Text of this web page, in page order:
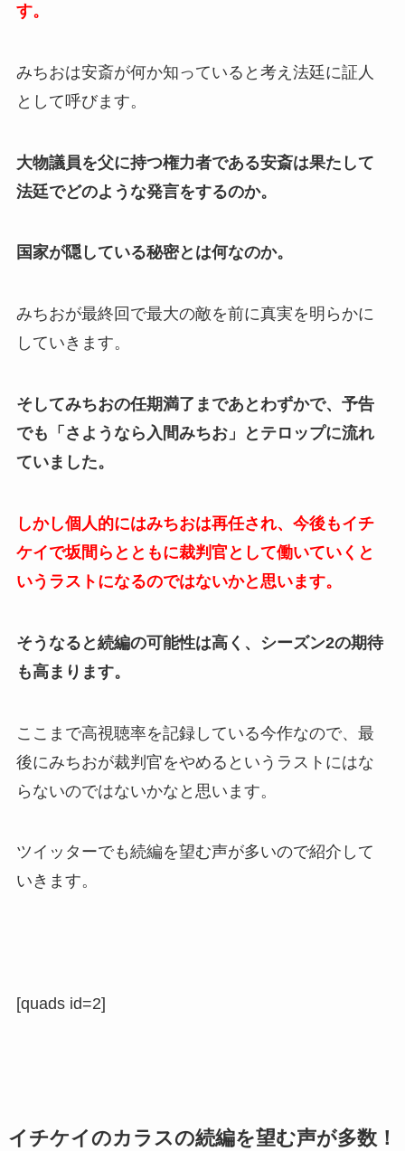
す。
みちおは安斎が何か知っていると考え法廷に証人
として呼びます。
大物議員を父に持つ権力者である安斎は果たして
法廷でどのような発言をするのか。
国家が隠している秘密とは何なのか。
みちおが最終回で最大の敵を前に真実を明らかに
していきます。
そしてみちおの任期満了まであとわずかで、予告
でも「さようなら入間みちお」とテロップに流れ
ていました。
しかし個人的にはみちおは再任され、今後もイチ
ケイで坂間らとともに裁判官として働いていくと
いうラストになるのではないかと思います。
そうなると続編の可能性は高く、シーズン2の期待
も高まります。
ここまで高視聴率を記録している今作なので、最
後にみちおが裁判官をやめるというラストにはな
らないのではないかなと思います。
ツイッターでも続編を望む声が多いので紹介して
いきます。
[quads id=2]
イチケイのカラスの続編を望む声が多数！